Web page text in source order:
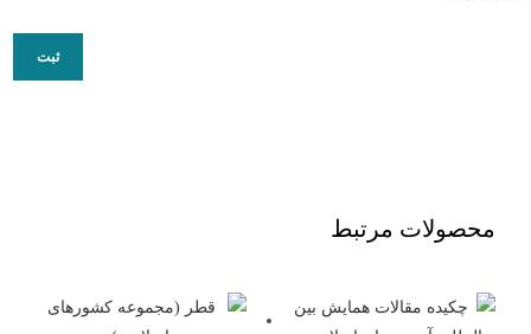
محصولات مرتبط